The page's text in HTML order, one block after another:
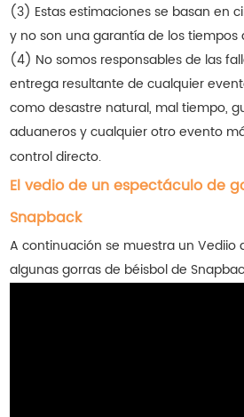
(3) Estas estimaciones se basan en
y no son una garantía de los tiempos
(4) No somos responsables de las
entrega resultante de cualquier
como desastre natural, mal tiempo,
aduaneros y cualquier otro evento
control directo.
El vedio de un espectáculo de
Snapback
A continuación se muestra un Vediio
algunas gorras de béisbol de